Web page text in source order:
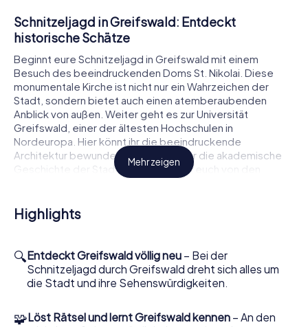
Schnitzeljagd in Greifswald: Entdeckt
historische Schätze
Beginnt eure Schnitzeljagd in Greifswald mit einem
Besuch des beeindruckenden Doms St. Nikolai. Diese
monumentale Kirche ist nicht nur ein Wahrzeichen der
Stadt, sondern bietet auch einen atemberaubenden
Anblick von außen. Weiter geht es zur Universität
Greifswald, einer der ältesten Hochschulen in
Nordeuropa. Hier könnt ihr die beeindruckende
Architektur bewundern und mehr über die akademische
Geschichte der Stadt erfahren. Lasst euch von den
Rätseln und Aufgaben leiten, die euch an diesen
Der nächste Halt auf eurer Schnitzeljagd führt euch zum
Universität errichtet wurde. Dieses Denkmal ist ein
Symbol für die lange Tradition der Bildung und
Wissenschaft in Greifswald. Nutzt die Gelegenheit, um
mehr über die bedeutenden Persönlichkeiten zu erfahren,
Aufgaben, die euch hier erwarten.
Mehr zeigen
Highlights
🔍Entdeckt Greifswald völlig neu – Bei der
Schnitzeljagd durch Greifswald dreht sich alles um
die Stadt und ihre Sehenswürdigkeiten.
🧩Löst Rätsel und lernt Greifswald kennen – An den